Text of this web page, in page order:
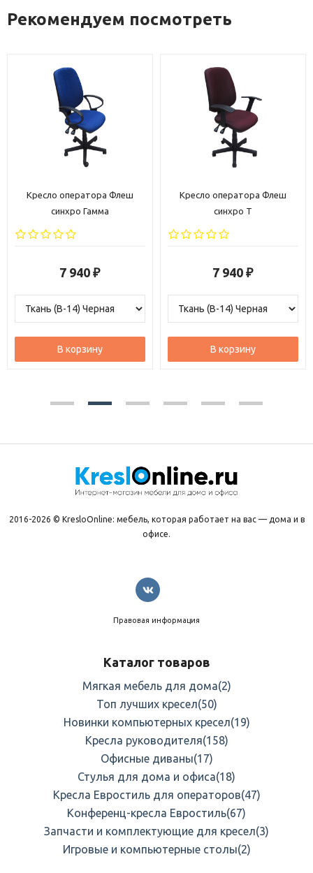
Рекомендуем посмотреть
Кресло оператора Флеш
синхро Т
7 940 ₽
В корзину
Кресло Зенит стандарт
низкая спинка
7 820 ₽
В корзину
2016-2026 © KresloOnline: мебель, которая работает на вас — дома и в
офисе.
Правовая информация
Каталог товаров
Мягкая мебель для дома(2)
Топ лучших кресел(50)
Новинки компьютерных кресел(19)
Кресла руководителя(158)
Офисные диваны(17)
Стулья для дома и офиса(18)
Кресла Евростиль для операторов(47)
Конференц-кресла Евростиль(67)
Запчасти и комплектующие для кресел(3)
Игровые и компьютерные столы(2)